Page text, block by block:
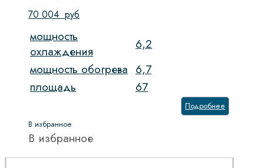
70 004 руб
мощность
охлаждения
6,2
мощность обогрева 6,7
площадь
67
Подробнее
В избранное
В избранное